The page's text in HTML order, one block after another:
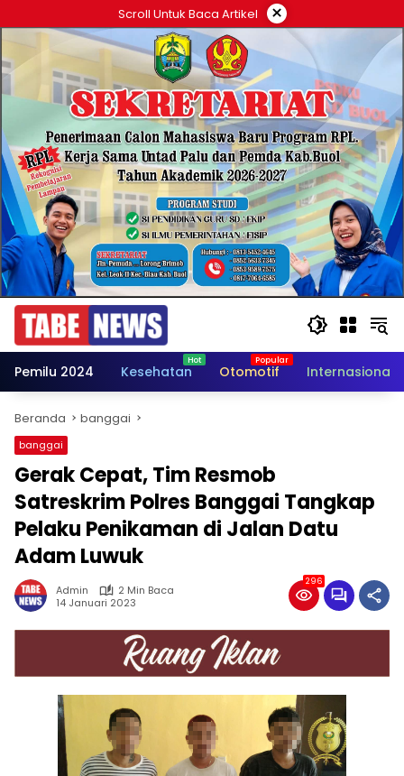
ke
konten
Scroll Untuk Baca Artikel ×
Pemilu 2024 Kesehatan Otomotif Internasional
Beranda banggai
banggai
Gerak Cepat, Tim Resmob
Satreskrim Polres Banggai Tangkap
Pelaku Penikaman di Jalan Datu
Adam Luwuk
Admin
2 Min Baca
14 Januari 2023
296